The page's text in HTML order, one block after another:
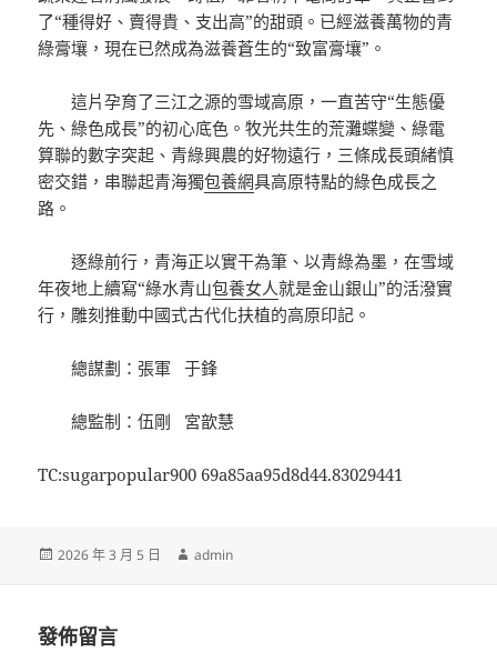
了“種得好、賣得貴、支出高”的甜頭。已經滋養萬物的青
綠膏壤，現在已然成為滋養蒼生的“致富膏壤”。
這片孕育了三江之源的雪域高原，一直苦守“生態優
先、綠色成長”的初心底色。牧光共生的荒灘蝶變、綠電
算聯的數字突起、青綠興農的好物遠行，三條成長頭緒慎
密交錯，串聯起青海獨包養網具高原特點的綠色成長之
路。
逐綠前行，青海正以實干為筆、以青綠為墨，在雪域
年夜地上續寫“綠水青山包養女人就是金山銀山”的活潑實
行，雕刻推動中國式古代化扶植的高原印記。
總謀劃：張軍 于鋒
總監制：伍剛 宮歆慧
TC:sugarpopular900 69a85aa95d8d44.83029441
發
2026 年 3 月 5 日
作
admin
發佈留言